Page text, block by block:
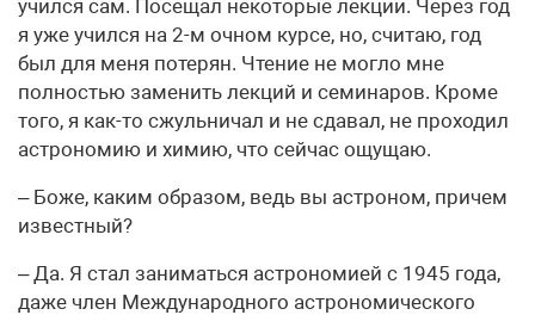
учился сам. Посещал некоторые лекции. Через год
я уже учился на 2-м очном курсе, но, считаю, год
был для меня потерян. Чтение не могло мне
полностью заменить лекций и семинаров. Кроме
того, я как-то сжульничал и не сдавал, не проходил
астрономию и химию, что сейчас ощущаю.
– Боже, каким образом, ведь вы астроном, причем
известный?
– Да. Я стал заниматься астрономией с 1945 года,
даже член Международного астрономического